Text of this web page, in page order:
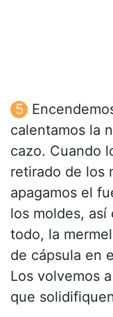
calentamos la
cazo. Cuando
retirado de los
apagamos el
los moldes,
todo, la
de cápsula en
Los volvemos
que